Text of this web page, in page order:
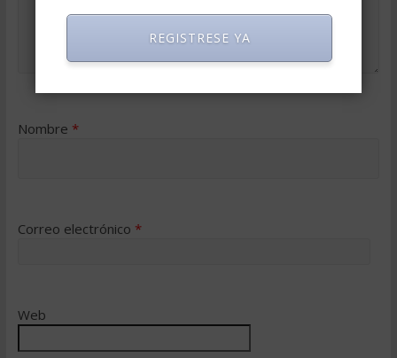
Nombre *
Correo electrónico *
Web
REGISTRESE YA